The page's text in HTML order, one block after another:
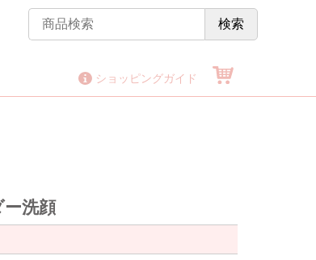
ショッピングガイド
検索
ー洗顔